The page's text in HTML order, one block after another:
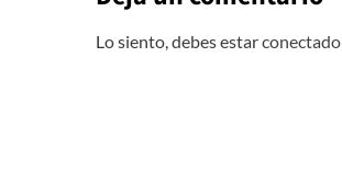
Lo siento, debes estarconectado